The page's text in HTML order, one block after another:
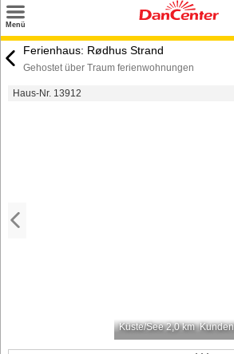
Menü
Suchen
Ferienhaus: Rødhus Strand
Gehostet über Traum ferienwohnungen
Haus-Nr. 13912
Küste/See 2,0 km